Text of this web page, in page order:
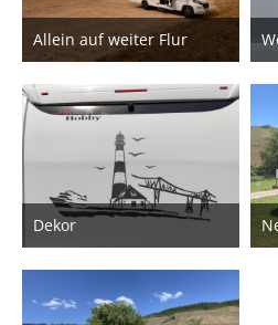
Allein auf weiter Flur
6. Juli 2025
3
Dekor
19. Mai 2025
1